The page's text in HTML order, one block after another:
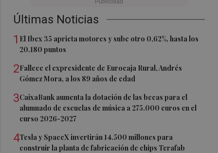
Últimas Noticias
1 El Ibex 35 aprieta motores y sube otro 0,62%, hasta los
20.180 puntos
2Fallece el expresidente de Eurocaja Rural, Andrés
Gómez Mora, a los 89 años de edad
3CaixaBank aumenta la dotación de las becas para el
alumnado de escuelas de música a 275.000 euros en el
curso 2026-2027
4Tesla y SpaceX invertirán 14.500 millones para
construir la planta de fabricación de chips Terafab